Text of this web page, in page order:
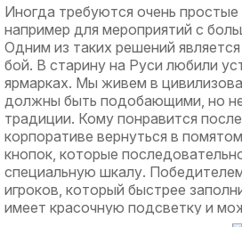
Иногда требуются очень
например для мероприятий с
Одним из таких решений
бой. В старину на Руси любили
ярмарках. Мы живем в
должны быть подобающими, но
традиции. Кому понравится
корпоративе вернуться в
кнопок, которые
специальную шкалу.
игроков, который быстрее
имеет красочную подсветку и